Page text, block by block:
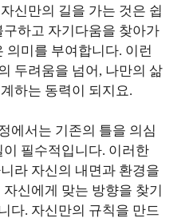
신만의 길을 가는 것은 쉽
하고 자기다움을 찾아가
의미를 부여합니다. 이런
두려움을 넘어, 나만의 삶
하는 동력이 되지요.
에서는 기존의 틀을 의심
필수적입니다. 이러한
라 자신의 내면과 환경을
신에게 맞는 방향을 찾기
다. 자신만의 규칙을 만드